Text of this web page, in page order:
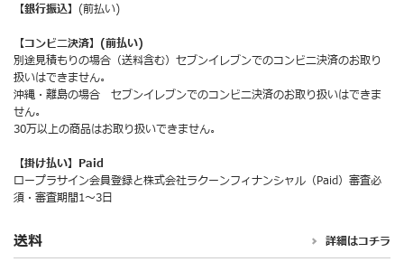
【銀行振込】 (前払い)
【コンビニ決済】(前払い)
別途見積もりの場合（送料含む）セブンイレブンでのコンビニ決済のお取り
扱いはできません。
沖縄・離島の場合 セブンイレブンでのコンビニ決済のお取り扱いはできま
せん。
30万以上の商品はお取り扱いできません。
【掛け払い】Paid
ロープラサイン会員登録と株式会社ラクーンフィナンシャル（Paid）審査必
須・審査期間1～3日
送料 詳細はコチラ